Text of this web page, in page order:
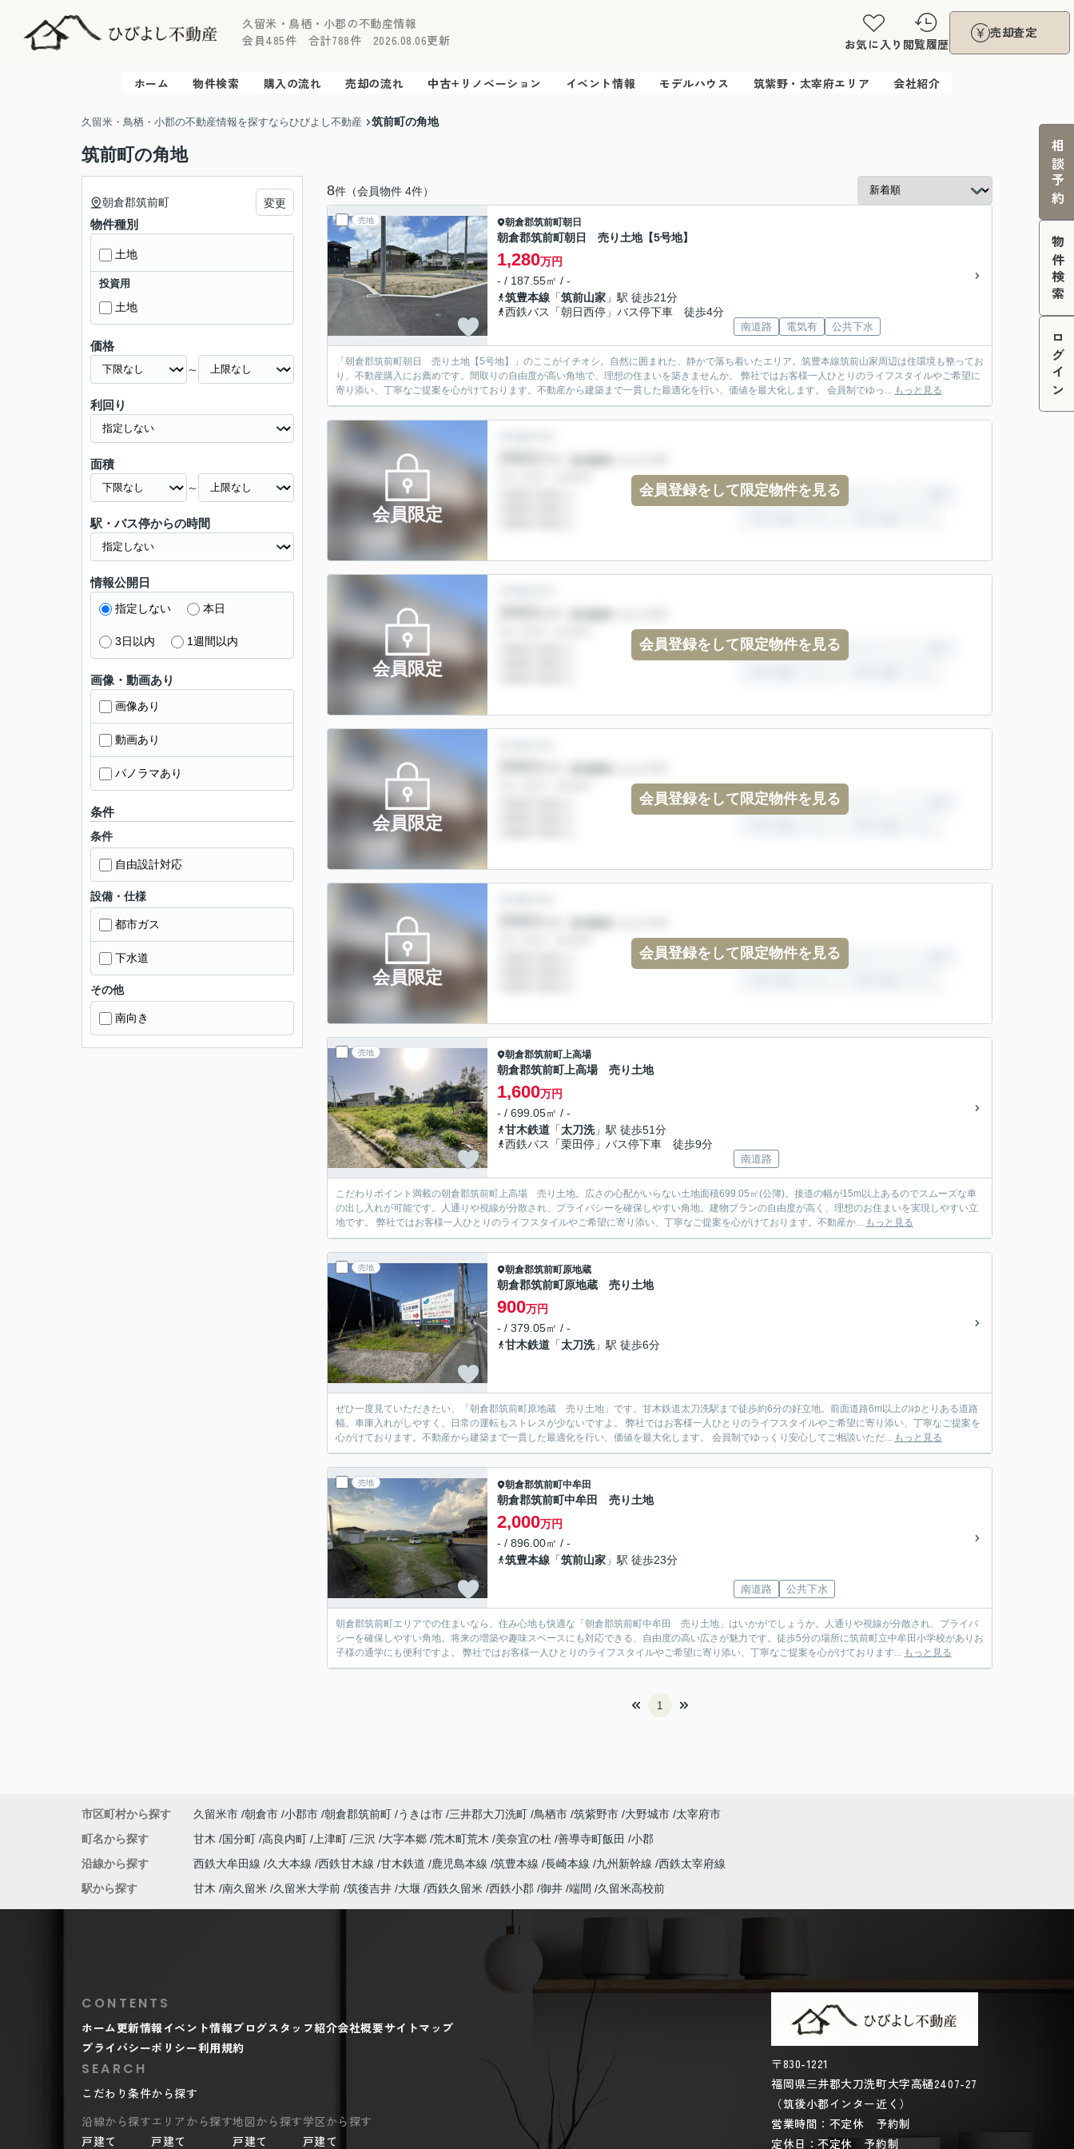
久留米・鳥栖・小郡の不動産情報
会員485件 合計788件 2026.08.06更新
お気に入り 閲覧履歴
売却査定
ホーム 物件検索 購入の流れ 売却の流れ 中古+リノベーション イベント情報 モデルハウス 筑紫野・太宰府エリア 会社紹介
久留米・鳥栖・小郡の不動産情報を探すならひびよし不動産 筑前町の角地
筑前町の角地
8件（会員物件 4件）
売地 朝倉郡筑前町朝日
朝倉郡筑前町朝日 売り土地【5号地】
1,280万円
- / 187.55㎡ / -
筑豊本線 「筑前山家 」駅 徒歩21分
西鉄バス「朝日西停」バス停下車 徒歩4分
南道路 電気有 公共下水
「朝倉郡筑前町朝日 売り土地【5号地】」のここがイチオシ。自然に囲まれた、静かで落ち着いたエリア。筑豊本線筑前山家周辺は住環境も整ってお
り、不動産購入にお薦めです。間取りの自由度が高い角地で、理想の住まいを築きませんか。 弊社ではお客様一人ひとりのライフスタイルやご希望に
寄り添い、丁寧なご提案を心がけております。不動産から建築まで一貫した最適化を行い、価値を最大化します。 会員制でゆっ... もっと見る
会員限定
会員登録をして限定物件を見る
会員限定
会員登録をして限定物件を見る
会員限定
会員登録をして限定物件を見る
会員限定
会員登録をして限定物件を見る
売地 朝倉郡筑前町上高場
朝倉郡筑前町上高場 売り土地
1,600万円
- / 699.05㎡ / -
甘木鉄道 「太刀洗」駅 徒歩51分
西鉄バス「栗田停」バス停下車 徒歩9分
南道路
こだわりポイント満載の朝倉郡筑前町上高場 売り土地。広さの心配がいらない土地面積699.05㎡(公簿)。接道の幅が15m以上あるのでスムーズな車
の出し入れが可能です。人通りや視線が分散され、プライバシーを確保しやすい角地。建物プランの自由度が高く、理想のお住まいを実現しやすい立
地です。 弊社ではお客様一人ひとりのライフスタイルやご希望に寄り添い、丁寧なご提案を心がけております。不動産か... もっと見る
売地 朝倉郡筑前町原地蔵
朝倉郡筑前町原地蔵 売り土地
900万円
- / 379.05㎡ / -
甘木鉄道 「太刀洗」駅 徒歩6分
ぜひ一度見ていただきたい、「朝倉郡筑前町原地蔵 売り土地」です。甘木鉄道太刀洗駅まで徒歩約6分の好立地。前面道路6m以上のゆとりある道路
幅。車庫入れがしやすく、日常の運転もストレスが少ないですよ。 弊社ではお客様一人ひとりのライフスタイルやご希望に寄り添い、丁寧なご提案を
心がけております。不動産から建築まで一貫した最適化を行い、価値を最大化します。 会員制でゆっくり安心してご相談いただ... もっと見る
売地 朝倉郡筑前町中牟田
朝倉郡筑前町中牟田 売り土地
2,000万円
- / 896.00㎡ / -
筑豊本線 「筑前山家 」駅 徒歩23分
南道路 公共下水
朝倉郡筑前町エリアでの住まいなら、住み心地も快適な「朝倉郡筑前町中牟田 売り土地」はいかがでしょうか。人通りや視線が分散され、プライバ
シーを確保しやすい角地。将来の増築や趣味スペースにも対応できる、自由度の高い広さが魅力です。徒歩5分の場所に筑前町立中牟田小学校がありお
子様の通学にも便利ですよ。 弊社ではお客様一人ひとりのライフスタイルやご希望に寄り添い、丁寧なご提案を心がけております... もっと見る
1
朝倉郡筑前町 変更
物件種別
土地
投資用
土地
価格
～
利回り
面積
～
駅・バス停からの時間
情報公開日
指定しない 本日
3日以内 1週間以内
画像・動画あり
画像あり
動画あり
パノラマあり
条件
条件
自由設計対応
設備・仕様
都市ガス
下水道
その他
南向き
市区町村から探す 久留米市 朝倉市 小郡市 朝倉郡筑前町 うきは市 三井郡大刀洗町 鳥栖市 筑紫野市 大野城市 太宰府市
町名から探す
甘木 国分町 高良内町 上津町 三沢 大字本郷 荒木町荒木 美奈宜の杜 善導寺町飯田
小郡
沿線から探す
西鉄大牟田線 久大本線 西鉄甘木線 甘木鉄道 鹿児島本線 筑豊本線 長崎本線 九州新幹線 西鉄太宰府線
駅から探す
甘木 南久留米 久留米大学前 筑後吉井 大堰 西鉄久留米 西鉄小郡 御井 端間 久留米高校前
CONTENTS
ホーム更新情報イベント情報ブログスタッフ紹介会社概要サイトマップ
プライバシーポリシー利用規約
SEARCH
こだわり条件から探す
沿線から探す
戸建て
エリアから探す
戸建て
地図から探す
戸建て
学区から探す
戸建て
〒830-1221
福岡県三井郡大刀洗町大字高樋2407-27
（筑後小郡インター近く）
営業時間：不定休 予約制
定休日：不定休 予約制
相談予約
物件検索
ログイン